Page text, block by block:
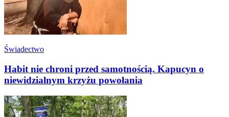
Świadectwo
Habit nie chroni przed samotnością. Kapucyn o
niewidzialnym krzyżu powołania